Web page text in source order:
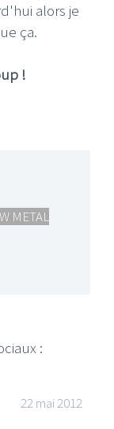
alors je
ça.
!
METAL
:
22 mai 2012